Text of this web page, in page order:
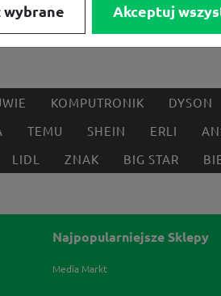
KOMPUTRONIK DYSON
TEMU SHEIN ERLI
LIDL ZNAK BIG STAR
Najpopularniejsze Sklepy
Media Markt
wybrane Akceptuj